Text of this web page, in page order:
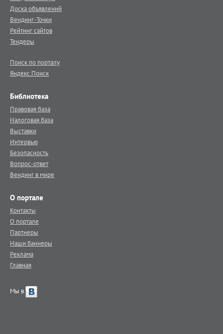
Доска объявлений
Вендинг-Точки
Рейтинг сайтов
Тендеры
Поиск по порталу
Яндекс.Поиск
Библиотека
Правовая база
Налоговая база
Выставки
Интервью
Безопасность
Вопрос-ответ
Вендинг в мире
О портале
Контакты
О портале
Партнеры
Наши баннеры
Реклама
Главная
Мы в